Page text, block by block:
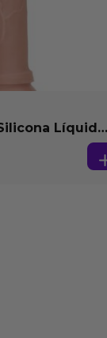
Líquida